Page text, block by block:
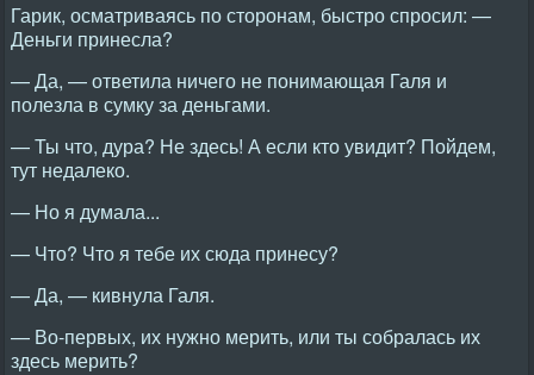
Гарик, осматриваясь по сторонам, быстро спросил: —
Деньги принесла?
— Да, — ответила ничего не понимающая Галя и
полезла в сумку за деньгами.
— Ты что, дура? Не здесь! А если кто увидит? Пойдем,
тут недалеко.
— Но я думала...
— Что? Что я тебе их сюда принесу?
— Да, — кивнула Галя.
— Во-первых, их нужно мерить, или ты собралась их
здесь мерить?